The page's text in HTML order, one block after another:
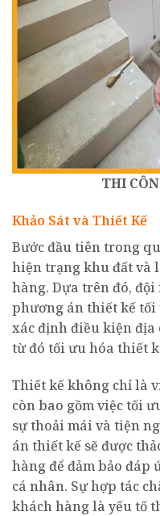
THI
Khảo Sát và Thiết Kế
Bước đầu tiên trong
hiện trạng khu đất và
hàng. Dựa trên đó,
phương án thiết kế tối
xác định điều kiện địa
từ đó tối ưu hóa thiết
Thiết kế không chỉ là
còn bao gồm việc tối
sự thoải mái và tiện
án thiết kế sẽ được
hàng để đảm bảo đáp
cá nhân. Sự hợp tác
khách hàng là yếu tố